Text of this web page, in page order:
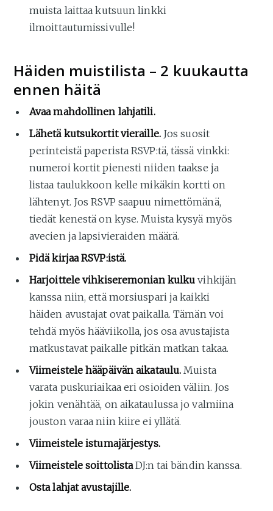
muista laittaa kutsuun linkki
ilmoittautumissivulle!
Häiden muistilista – 2 kuukautta
ennen häitä
Avaa mahdollinen lahjatili.
Lähetä kutsukortit vieraille. Jos suosit
perinteistä paperista RSVP:tä, tässä vinkki:
numeroi kortit pienesti niiden taakse ja
listaa taulukkoon kelle mikäkin kortti on
lähtenyt. Jos RSVP saapuu nimettömänä,
tiedät kenestä on kyse. Muista kysyä myös
avecien ja lapsivieraiden määrä.
Pidä kirjaa RSVP:istä.
Harjoittele vihkiseremonian kulku vihkijän
kanssa niin, että morsiuspari ja kaikki
häiden avustajat ovat paikalla. Tämän voi
tehdä myös hääviikolla, jos osa avustajista
matkustavat paikalle pitkän matkan takaa.
Viimeistele hääpäivän aikataulu.Muista
varata puskuriaikaa eri osioiden väliin. Jos
jokin venähtää, on aikataulussa jo valmiina
jouston varaa niin kiire ei yllätä.
Viimeistele istumajärjestys.
Viimeistele soittolistaDJ:n tai bändin kanssa.
Osta lahjat avustajille.